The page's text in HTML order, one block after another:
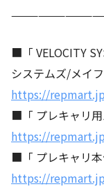
■「 VELOCITY
システムズ/メイ
https://
■「 プレキャリ
https://
■「 プレキャリ
https://